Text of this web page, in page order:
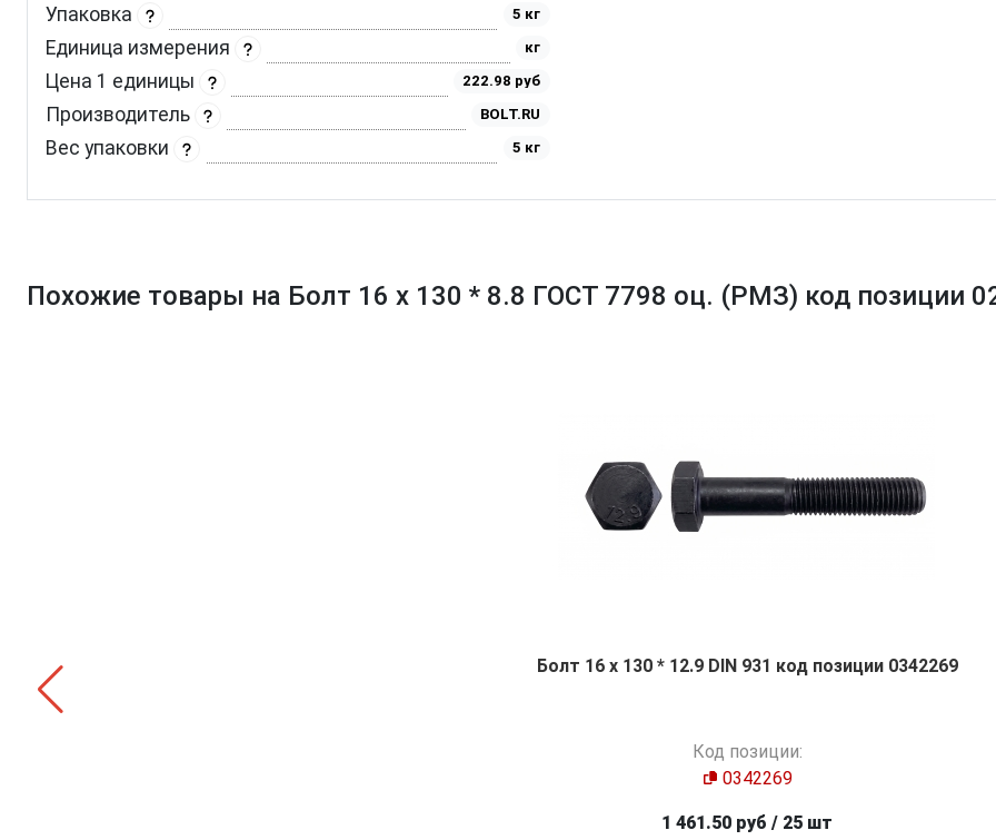
Упаковка 5 кг
Единица измерения кг
Цена 1 единицы 222.98 руб
Производитель BOLT.RU
Вес упаковки 5 кг
Похожие товары на Болт 16 х 130 * 8.8 ГОСТ 7798 оц. (РМЗ) код позиции
Болт 16 х 130 * 12.9 DIN 931 код позиции 0342269
Код позиции:
0342269
1 461.50 руб / 25 шт